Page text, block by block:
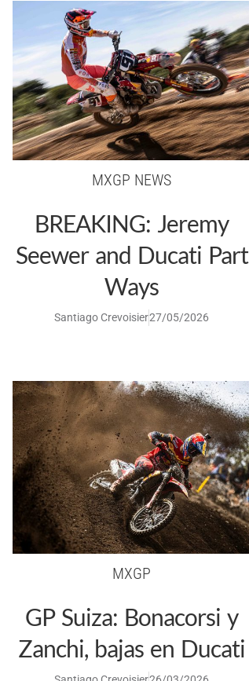
MXGP NEWS
BREAKING: Jeremy
Seewer and Ducati Part
Ways
Santiago Crevoisier27/05/2026
MXGP
GP Suiza: Bonacorsi y
Zanchi, bajas en Ducati